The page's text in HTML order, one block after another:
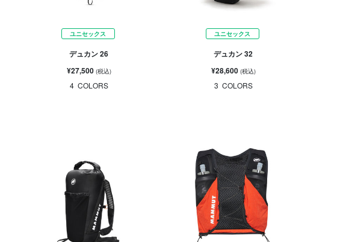
ユニセックス
デュカン 26
¥27,500 (税込)
4 COLORS
ユニセックス
デュカン 32
¥28,600 (税込)
3 COLORS